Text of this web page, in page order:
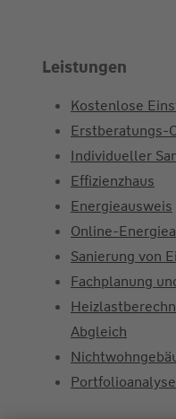
Leistungen
Kostenlose
Erstberatungs-
Individueller
Effizienzhaus
Energieausweis
Online-
Sanierung von
Fachplanung
Abgleich
Portfolioanalyse